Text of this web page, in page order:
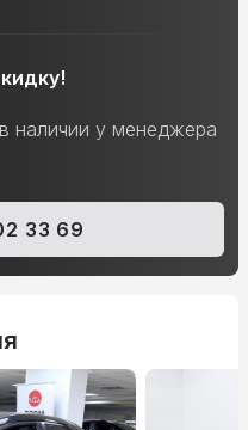
наличии у менеджера
33 69